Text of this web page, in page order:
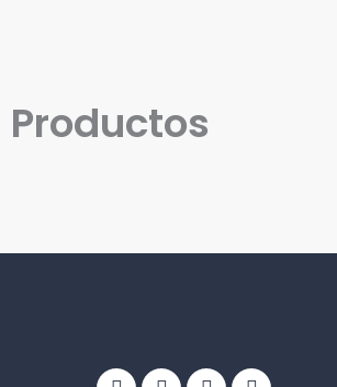
Productos